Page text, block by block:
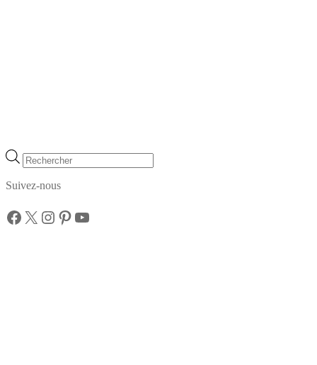
Recherche
de
Suivez-nous
Facebook
X Instagram
Pinterest
YouTube